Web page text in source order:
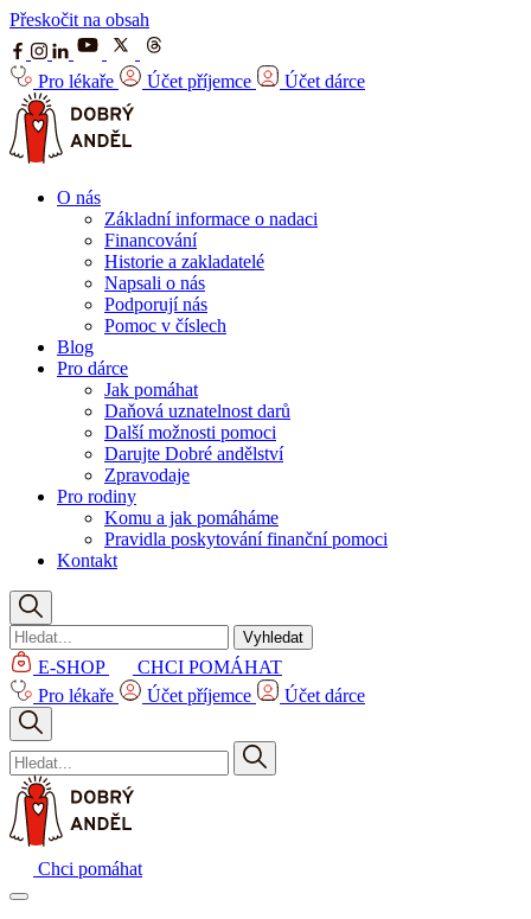
Přeskočit na obsah
Pro lékaře Účet příjemce Účet dárce
O nás
Základní informace o nadaci
Financování
Historie a zakladatelé
Napsali o nás
Podporují nás
Pomoc v číslech
Blog
Pro dárce
Jak pomáhat
Daňová uznatelnost darů
Další možnosti pomoci
Darujte Dobré andělství
Zpravodaje
Pro rodiny
Komu a jak pomáháme
Pravidla poskytování finanční pomoci
Kontakt
Vyhledat
E-SHOP
CHCI POMÁHAT
Pro lékaře
Účet příjemce Účet dárce
Chci pomáhat